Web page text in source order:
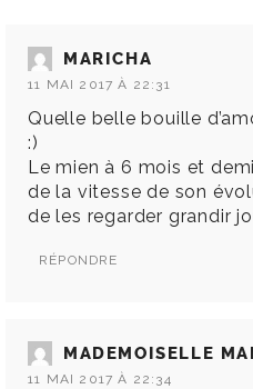
MARICHA
11 MAI 2017 À 22:31
Quelle belle bouille
:)
Le mien à 6 mois et
de la vitesse de son
de les regarder grandir
RÉPONDRE
MADEMOISELLE
11 MAI 2017 À 22:34